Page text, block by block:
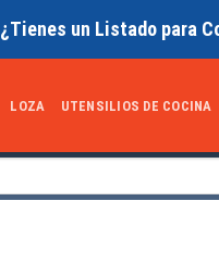
¿Tienes un Listado para
LOZA UTENSILIOS DE COCINA